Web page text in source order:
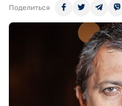
Поделиться